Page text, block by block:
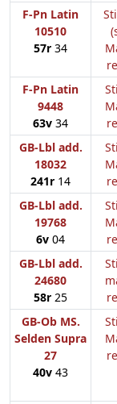
F-Pn Latin
10510
57r 34
F-Pn Latin
9448
63v 34
GB-Lbl add.
18032
241r 14
GB-Lbl add.
19768
6v 04
GB-Lbl add.
24680
58r 25
GB-Ob MS.
Selden Supra
27
40v 43